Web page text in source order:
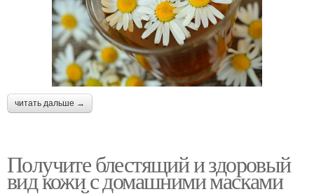
читать дальше →
Получите блестящий и здоровый
вид кожи с домашними масками